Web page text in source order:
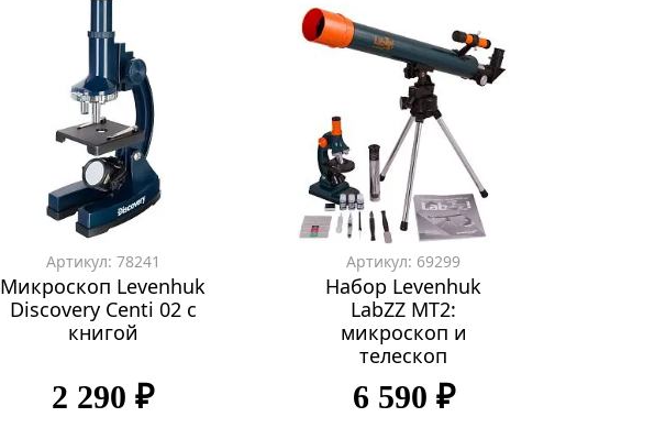
Артикул: 78241
Микроскоп Levenhuk
Discovery Centi 02 с
книгой
2 290 ₽
Артикул: 69299
Набор Levenhuk
LabZZ MT2:
микроскоп и
телескоп
6 590 ₽